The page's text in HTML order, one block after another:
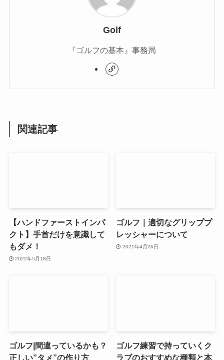
Golf
『ゴルフの基本』事務局
関連記事
【ハンドファーストインパ
クト】手首だけを意識して
もダメ！
2022年5月18日
ゴルフ｜適切なグリッププ
レッシャーについて
2021年4月26日
ゴルフ|間違っているかも？
正しい”タメ”の作り方
ゴルフ練習で持っていくク
ラブのおすすめな種類と本